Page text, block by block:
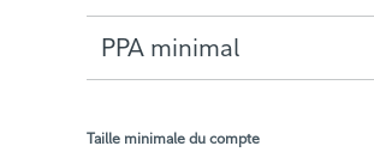
PPA minimal
Taille minimale du compte